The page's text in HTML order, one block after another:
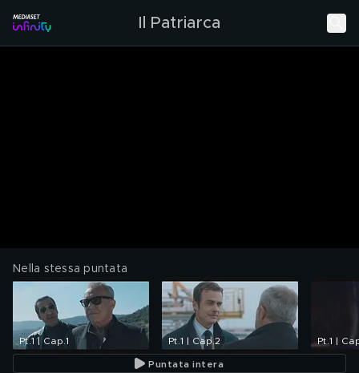
Il Patriarca
Nella stessa puntata
Pt.1 | Cap.1 Pt.1 | Cap.2 Pt.1 |
Puntata intera